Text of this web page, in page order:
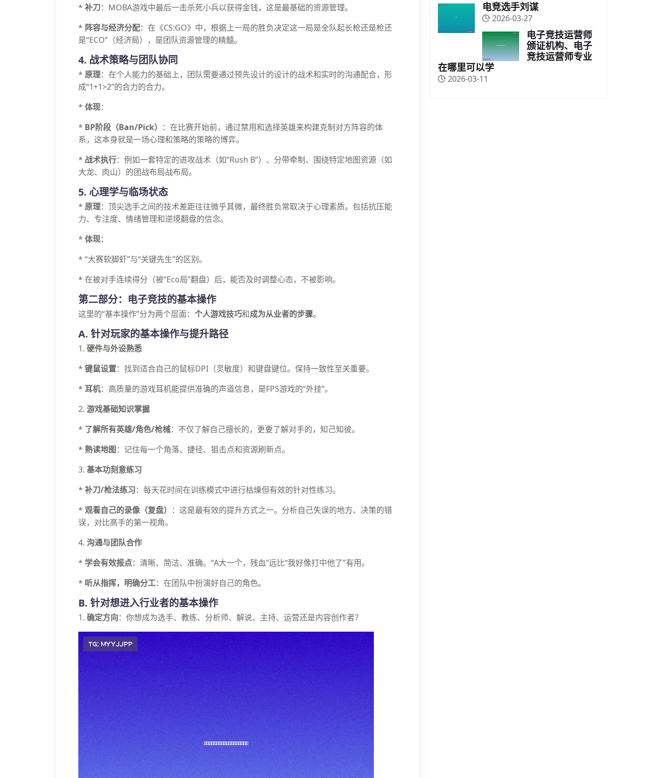
* 补刀：MOBA游戏中最后一击杀死小兵以获得金钱，这是最基础的资源管理。
* 阵容与经济分配：在《CS:GO》中，根据上一局的胜负决定这一局是全队起长枪还是枪还
是“ECO”（经济局），是团队资源管理的精髓。
4. 战术策略与团队协同
* 原理：在个人能力的基础上，团队需要通过预先设计的设计的战术和实时的沟通配合，形
成“1+1>2”的合力的合力。
* 体现：
* BP阶段（Ban/Pick） ：在比赛开始前，通过禁用和选择英雄来构建克制对方阵容的体
系，这本身就是一场心理和策略的策略的博弈。
* 战术执行：例如一套特定的进攻战术（如“Rush B”）、分带牵制、围绕特定地图资源（如
大龙、肉山）的团战布局战布局。
5. 心理学与临场状态
* 原理：顶尖选手之间的技术差距往往微乎其微，最终胜负常取决于心理素质。包括抗压能
力、专注度、情绪管理和逆境翻盘的信念。
* 体现：
* “大赛软脚虾”与“关键先生”的区别。
* 在被对手连续得分（被“Eco局”翻盘）后，能否及时调整心态，不被影响。
第二部分：电子竞技的基本操作
这里的“基本操作”分为两个层面： 个人游戏技巧和成为从业者的步骤。
A. 针对玩家的基本操作与提升路径
1. 硬件与外设熟悉
* 键鼠设置：找到适合自己的鼠标DPI（灵敏度）和键盘键位。保持一致性至关重要。
* 耳机：高质量的游戏耳机能提供准确的声道信息，是FPS游戏的“外挂”。
2. 游戏基础知识掌握
* 了解所有英雄/角色/枪械：不仅了解自己擅长的，更要了解对手的，知己知彼。
* 熟读地图：记住每一个角落、捷径、狙击点和资源刷新点。
3. 基本功刻意练习
* 补刀/枪法练习：每天花时间在训练模式中进行枯燥但有效的针对性练习。
* 观看自己的录像（复盘） ：这是最有效的提升方式之一。分析自己失误的地方、决策的错
误，对比高手的第一视角。
4. 沟通与团队合作
* 学会有效报点：清晰、简洁、准确。“A大一个，残血”远比“我好像打中他了”有用。
* 听从指挥，明确分工：在团队中扮演好自己的角色。
B. 针对想进入行业者的基本操作
1. 确定方向：你想成为选手、教练、分析师、解说、主持、运营还是内容创作者？
电竞选手刘谋
2026-03-27
电子竞技运营师
颁证机构、电子
竞技运营师专业
在哪里可以学
2026-03-11